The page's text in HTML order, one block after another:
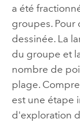
a été
groupes. Pour
dessinée. La
du groupe et
nombre de
plage.
est une étape
d'exploration